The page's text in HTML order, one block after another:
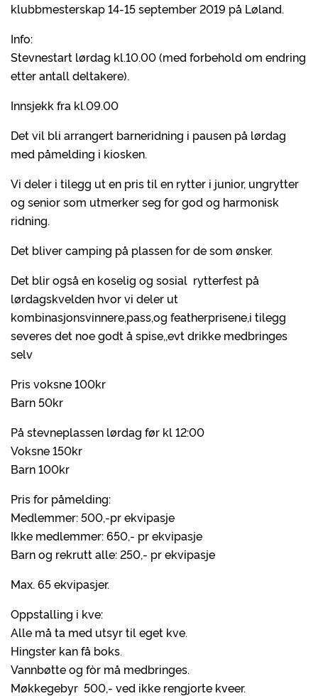
klubbmesterskap 14-15 september 2019 på Løland.
Info:
Stevnestart lørdag kl.10.00 (med forbehold om endring
etter antall deltakere).
Innsjekk fra kl.09.00
Det vil bli arrangert barneridning i pausen på lørdag
med påmelding i kiosken.
Vi deler i tilegg ut en pris til en rytter i junior, ungrytter
og senior som utmerker seg for god og harmonisk
ridning.
Det bliver camping på plassen for de som ønsker.
Det blir også en koselig og sosial rytterfest på
lørdagskvelden hvor vi deler ut
kombinasjonsvinnere,pass,og featherprisene,i tilegg
severes det noe godt å spise,,evt drikke medbringes
selv
Pris voksne 100kr
Barn 50kr
På stevneplassen lørdag før kl 12:00
Voksne 150kr
Barn 100kr
Pris for påmelding:
Medlemmer: 500,-pr ekvipasje
Ikke medlemmer: 650,- pr ekvipasje
Barn og rekrutt alle: 250,- pr ekvipasje
Max. 65 ekvipasjer.
Oppstalling i kve:
Alle må ta med utsyr til eget kve.
Hingster kan få boks.
Vannbøtte og fòr må medbringes.
Møkkegebyr 500,- ved ikke rengjorte kveer.